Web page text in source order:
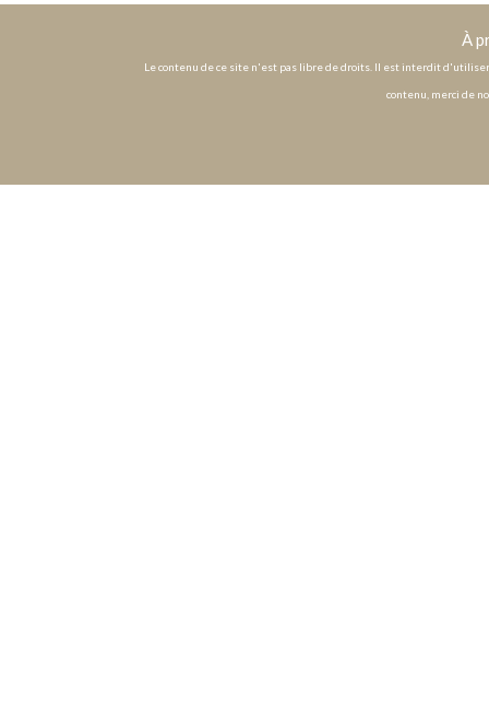
À
Le contenu de ce site n'est pas libre de droits. Il est interdit
contenu, merci de